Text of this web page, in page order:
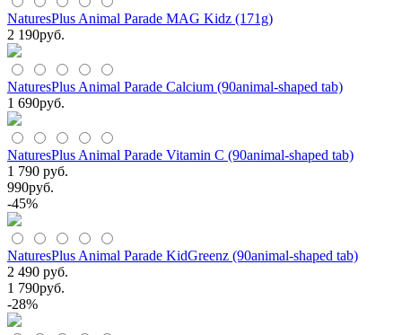
NaturesPlus Animal Parade MAG Kidz (171g)
2 190руб.
NaturesPlus Animal Parade Calcium (90animal-shaped tab)
1 690руб.
NaturesPlus Animal Parade Vitamin C (90animal-shaped tab)
1 790 руб.
990руб.
-45%
NaturesPlus Animal Parade KidGreenz (90animal-shaped tab)
2 490 руб.
1 790руб.
-28%